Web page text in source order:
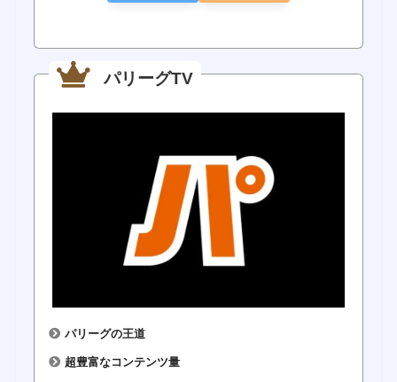
パリーグTV
パリーグの王道
超豊富なコンテンツ量